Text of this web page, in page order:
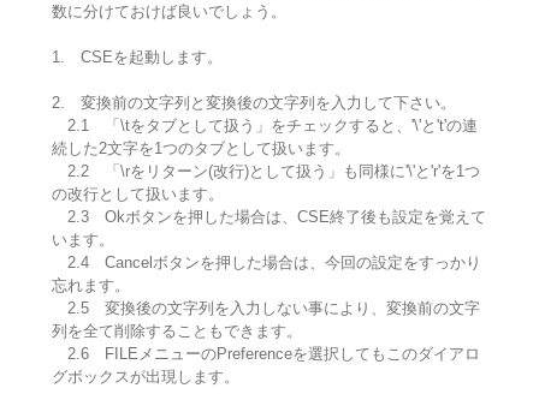
数に分けておけば良いでしょう。
1. CSEを起動します。
2. 変換前の文字列と変換後の文字列を入力して下さい。
2.1 「\tをタブとして扱う」をチェックすると、'\'と't'の連
続した2文字を1つのタブとして扱います。
2.2 「\rをリターン(改行)として扱う」も同様に'\'と'r'を1つ
の改行として扱います。
2.3 Okボタンを押した場合は、CSE終了後も設定を覚えて
います。
2.4 Cancelボタンを押した場合は、今回の設定をすっかり
忘れます。
2.5 変換後の文字列を入力しない事により、変換前の文字
列を全て削除することもできます。
2.6 FILEメニューのPreferenceを選択してもこのダイアロ
グボックスが出現します。